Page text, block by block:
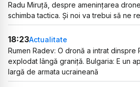
Radu Miruță, despre amenințarea
schimba tactica. Și noi va trebui să ne
18:23Actualitate
Rumen Radev: O dronă a intrat dinspre
explodat lângă graniță. Bulgaria: E un
largă de armata ucraineană